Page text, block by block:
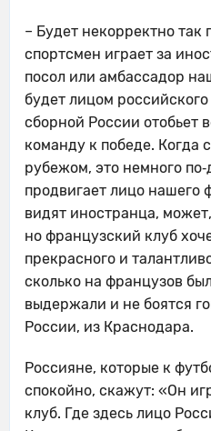
– Будет некорректно так
спортсмен играет за
посол или амбассадор
будет лицом
сборной России отобьет
команду к победе. Когда
рубежом, это немного
продвигает лицо нашего
видят иностранца,
но французский клуб
прекрасного и
сколько на французов
выдержали и не боятся
России, из Краснодара.
Россияне, которые к
спокойно, скажут: «Он
клуб. Где здесь лицо